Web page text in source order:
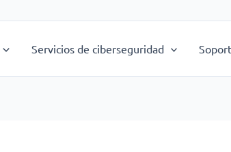
Servicios de ciberseguridad